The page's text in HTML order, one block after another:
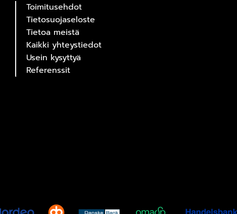
Toimitusehdot
Tietosuojaseloste
Tietoa meistä
Kaikki yhteystiedot
Usein kysyttyä
Referenssit